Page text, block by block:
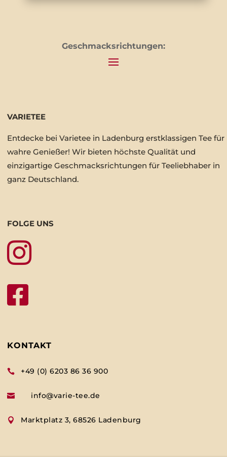
Geschmacksrichtungen:
VARIETEE
Entdecke bei Varietee in Ladenburg erstklassigen Tee für
wahre Genießer! Wir bieten höchste Qualität und
einzigartige Geschmacksrichtungen für Teeliebhaber in
ganz Deutschland.
FOLGE UNS


KONTAKT
 +49 (0) 6203 86 36 900
 info@varie-tee.de
 Marktplatz 3, 68526 Ladenburg